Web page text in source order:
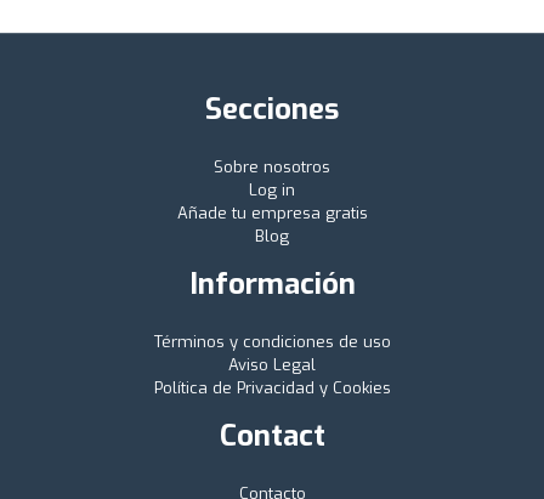
Secciones
Sobre nosotros
Log in
Añade tu empresa gratis
Blog
Información
Términos y condiciones de uso
Aviso Legal
Política de Privacidad y Cookies
Contact
Contacto